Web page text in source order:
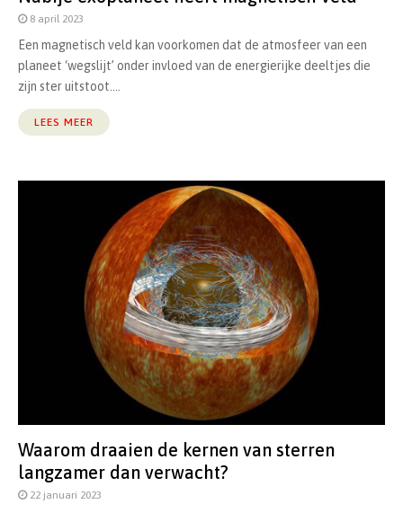
8 april 2023
Een magnetisch veld kan voorkomen dat de atmosfeer van een
planeet ‘wegslijt’ onder invloed van de energierijke deeltjes die
zijn ster uitstoot....
LEES MEER
Waarom draaien de kernen van sterren
langzamer dan verwacht?
22 januari 2023